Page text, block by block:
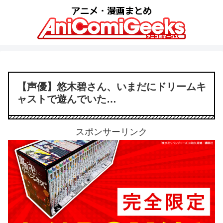
【声優】悠木碧さん、いまだにドリームキ
ャストで遊んでいた…
スポンサーリンク